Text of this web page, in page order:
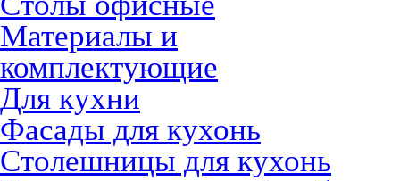
Материалы и
комплектующие
Для кухни
Фасады для кухонь
Столешницы для кухонь